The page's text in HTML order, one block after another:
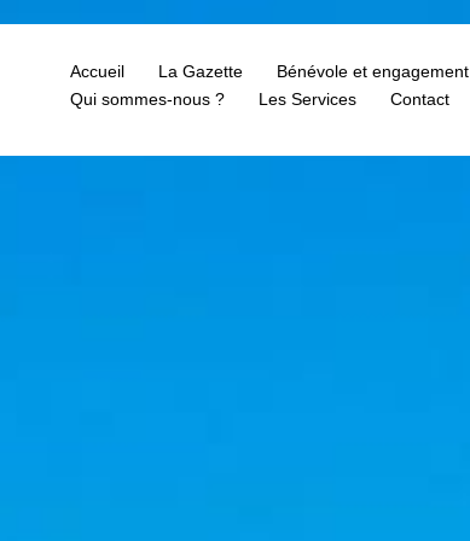
Accueil La Gazette Bénévole et engagement
Qui sommes-nous ?
Les Services Contact